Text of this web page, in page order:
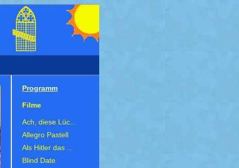
Programm
Filme
Ach, diese Lüc...
Allegro Pastell
Als Hitler das ...
Blind Date